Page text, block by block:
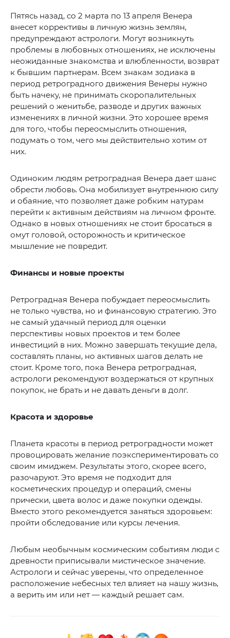
Пятясь назад, со 2 марта по 13 апреля Венера
внесет коррективы в личную жизнь землян,
предупреждают астрологи. Могут возникнуть
проблемы в любовных отношениях, не исключены
неожиданные знакомства и влюбленности, возврат
к бывшим партнерам. Всем знакам зодиака в
период ретроградного движения Венеры нужно
быть начеку, не принимать скоропалительных
решений о женитьбе, разводе и других важных
изменениях в личной жизни. Это хорошее время
для того, чтобы переосмыслить отношения,
подумать о том, чего мы действительно хотим от
них.
Одиноким людям ретроградная Венера дает шанс
обрести любовь. Она мобилизует внутреннюю силу
и обаяние, что позволяет даже робким натурам
перейти к активным действиям на личном фронте.
Однако в новых отношениях не стоит бросаться в
омут головой, осторожность и критическое
мышление не повредит.
Финансы и новые проекты
Ретроградная Венера побуждает переосмыслить
не только чувства, но и финансовую стратегию. Это
не самый удачный период для оценки
перспективы новых проектов и тем более
инвестиций в них. Можно завершать текущие дела,
составлять планы, но активных шагов делать не
стоит. Кроме того, пока Венера ретроградная,
астрологи рекомендуют воздержаться от крупных
покупок, не брать и не давать деньги в долг.
Красота и здоровье
Планета красоты в период ретроградности может
провоцировать желание поэкспериментировать со
своим имиджем. Результаты этого, скорее всего,
разочаруют. Это время не подходит для
косметических процедур и операций, смены
прически, цвета волос и даже покупки одежды.
Вместо этого рекомендуется заняться здоровьем:
пройти обследование или курсы лечения.
Любым необычным космическим событиям люди с
древности приписывали мистическое значение.
Астрологи и сейчас уверены, что определенное
расположение небесных тел влияет на нашу жизнь,
а верить им или нет — каждый решает сам.